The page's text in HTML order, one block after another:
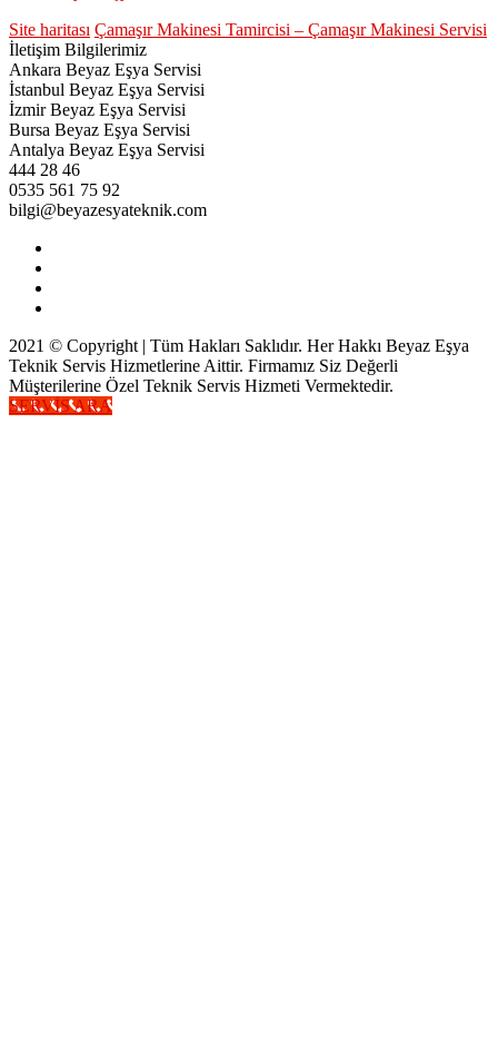
Site haritası Çamaşır Makinesi Tamircisi – Çamaşır Makinesi Servisi
İletişim Bilgilerimiz
Ankara Beyaz Eşya Servisi
İstanbul Beyaz Eşya Servisi
İzmir Beyaz Eşya Servisi
Bursa Beyaz Eşya Servisi
Antalya Beyaz Eşya Servisi
444 28 46
0535 561 75 92
bilgi@beyazesyateknik.com
2021 © Copyright | Tüm Hakları Saklıdır. Her Hakkı Beyaz Eşya
Teknik Servis Hizmetlerine Aittir. Firmamız Siz Değerli
Müşterilerine Özel Teknik Servis Hizmeti Vermektedir.
SERVİS ARA